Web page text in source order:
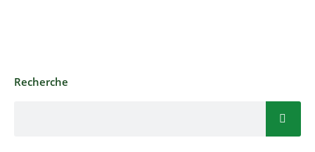
Recherche